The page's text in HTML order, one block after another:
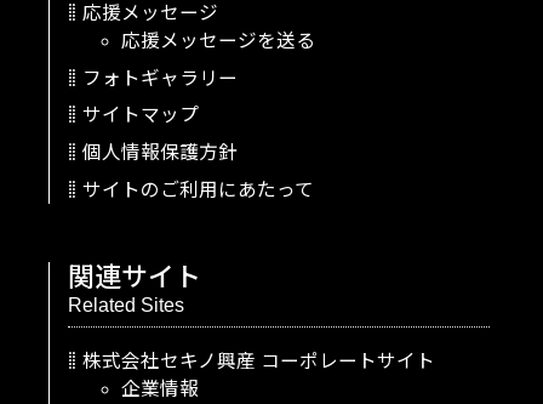
応援メッセージ
応援メッセージを送る
フォトギャラリー
サイトマップ
個人情報保護方針
サイトのご利用にあたって
関連サイト
Related Sites
株式会社セキノ興産 コーポレートサイト
企業情報